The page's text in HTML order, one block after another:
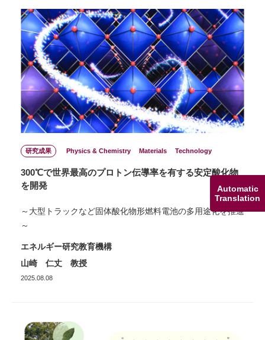
Automatic
Translation
研究成果 Physics & Chemistry Materials Technology
300℃で世界最高のプロトン伝導率を有する安定酸化物
を開発
～大型トラックなど固体酸化物形燃料電池の多用途化を推進
～
エネルギー研究教育機構
山崎 仁丈 教授
2025.08.08